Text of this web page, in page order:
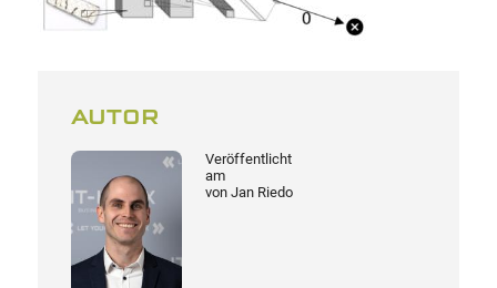
AUTOR
Veröffentlicht
am
von Jan Riedo